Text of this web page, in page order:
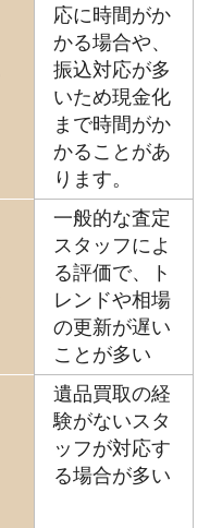
応に時間がか
かる場合や、
振込対応が多
いため現金化
まで時間がか
かることがあ
ります。
一般的な査定
スタッフによ
る評価で、ト
レンドや相場
の更新が遅い
ことが多い
遺品買取の経
験がないスタ
ッフが対応す
る場合が多い